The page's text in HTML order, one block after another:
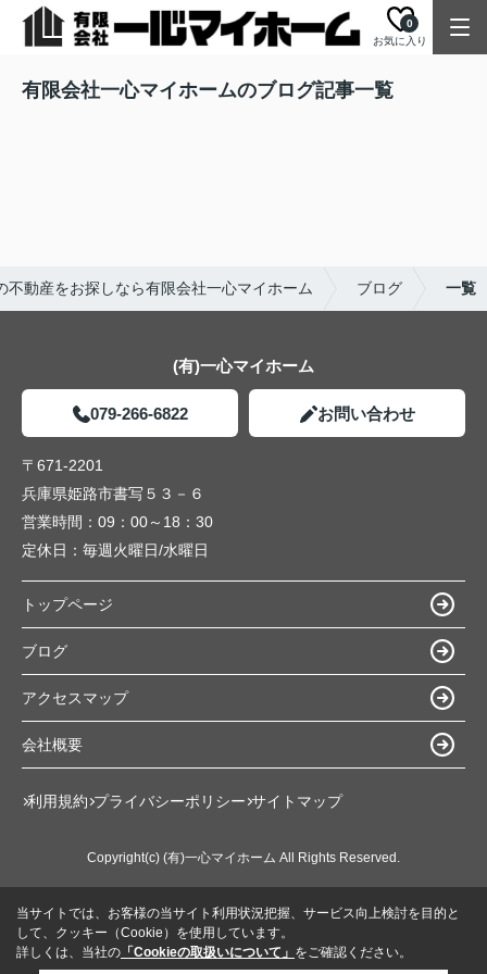
お気に入り
0
有限会社一心マイホームのブログ記事一覧
不動産をお探しなら有限会社一心マイホーム ブログ 一覧
(有)一心マイホーム
079-266-6822 お問い合わせ
〒671-2201
兵庫県姫路市書写５３－６
営業時間： 09：00～18：30
定休日： 毎週火曜日/水曜日
トップページ
ブログ
アクセスマップ
会社概要
利用規約 プライバシーポリシー サイトマップ
Copyright(c) (有)一心マイホーム All Rights Reserved.
当サイトでは、お客様の当サイト利用状況把握、サービス向上検討を目的と
して、クッキー（Cookie）を使用しています。
詳しくは、当社の 「Cookieの取扱いについて」 をご確認ください。